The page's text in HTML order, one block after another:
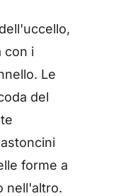
con i
Le
del
forme a
nell'altro.